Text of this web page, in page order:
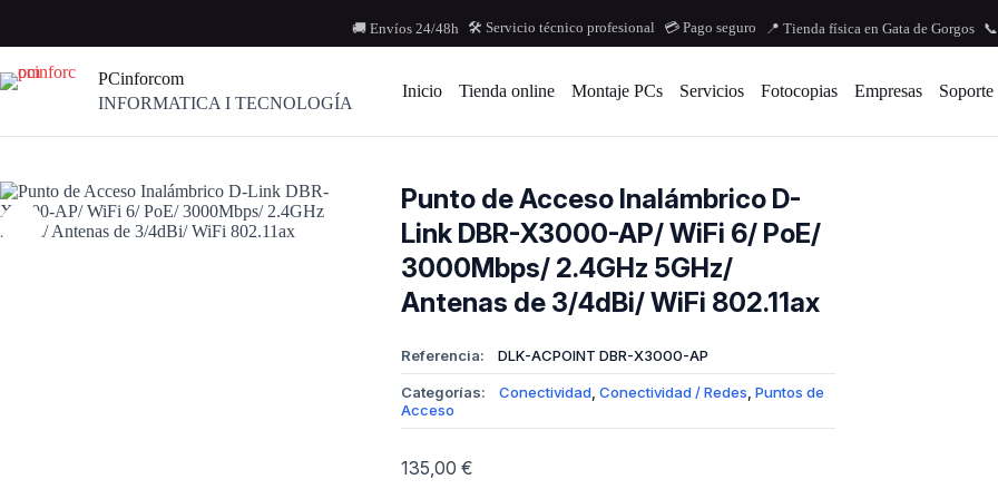
contenido
🚚 Envíos 24/48h 🛠️ Servicio técnico profesional 💳 Pago seguro 📍 Tienda física en Gata de Gorgos
PCinforcom
INFORMATICA I TECNOLOGÍA
Inicio Tienda online Montaje PCs Servicios Fotocopias Empresas Soporte
Punto de Acceso Inalámbrico D-
Link DBR-X3000-AP/ WiFi 6/ PoE/
3000Mbps/ 2.4GHz 5GHz/
Antenas de 3/4dBi/ WiFi 802.11ax
Referencia: DLK-ACPOINT DBR-X3000-AP
Categorías: Conectividad, Conectividad / Redes Puntos de
Acceso
135,00 €